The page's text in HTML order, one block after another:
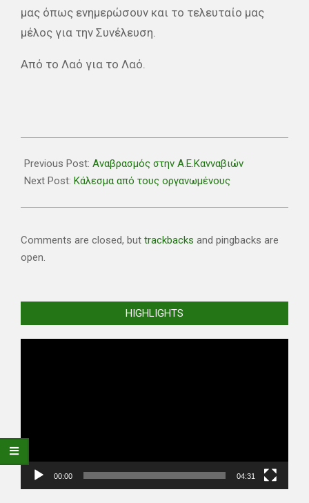
μας όπως ενημερώσουν και το τελευταίο μας
μέλος για την Συνέλευση.
Από το Λαό για το Λαό.
11-
20
Previous Post: Αναβρασμός στην Α.Ε.Κανναβιών
Next Post: Κάλεσμα από τους οργανωμένους
Comments are closed, but trackbacks and pingbacks are
open.
HIGHLIGHTS
00:00 04:31